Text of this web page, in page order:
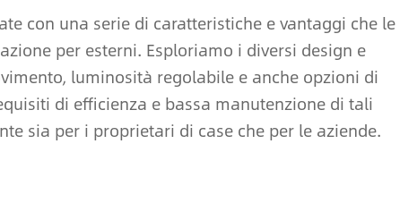
con una serie di caratteristiche e vantaggi che le
per esterni. Esploriamo i diversi design e
luminosità regolabile e anche opzioni di
di efficienza e bassa manutenzione di tali
sia per i proprietari di case che per le aziende.